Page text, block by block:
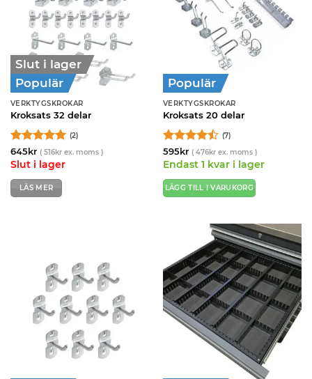
Slut i lager
Populär
VERKTYGSKROKAR
Kroksats 32 delar
Betygsatt5
av 5
(2)
645kr ( 516krex. moms )
Slut i lager
LÄS MER
Populär
VERKTYGSKROKAR
Kroksats 20 delar
Betygsatt
4.43av 5
(7)
595kr ( 476krex. moms )
Endast 1 kvar i lager
LÄGG TILL I VARUKORG